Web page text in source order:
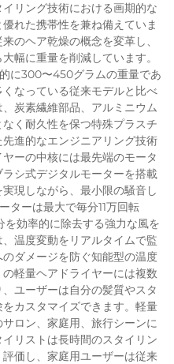
リング技術における画期的な
れた携帯性を兼ね備えていま
のヘア乾燥の概念を変革し、
幅に重量を削減しています。
に300〜450グラムの重量であ
なっている従来モデルと比べ
炭素繊維部品、アルミニウム
く耐久性を保つ特殊プラスチ
進的なエンジニアリング技術
ーの中核には最先端のモータ
シ式デジタルモーターを搭載
現しながら、最小限の騒音し
ターは最大で毎分11万回転
を効率的に除去する強力な風を
温度変動をリアルタイムで監
ダメージを防ぐ知能型の温度
軽量ヘアドライヤーには複数
ユーザーは自分の髪質やスタ
カスタマイズできます。軽量
ロン、家庭用、旅行シーンに
リストは長時間のスタイリン
価し、家庭用ユーザーは従来